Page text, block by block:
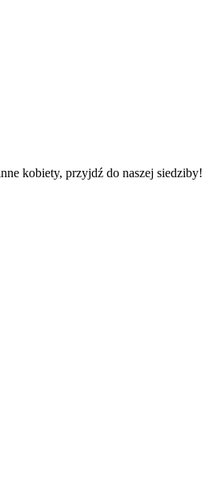
kobiety, przyjdź do naszej siedziby!